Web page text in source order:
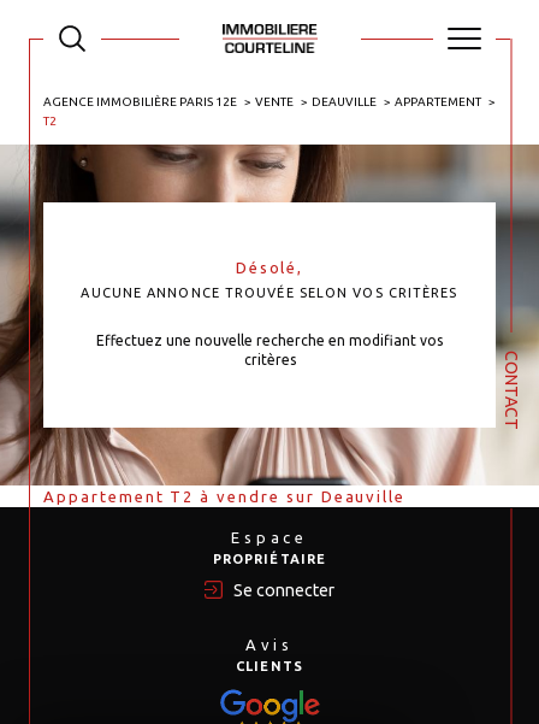
CONTACT
AGENCE IMMOBILIÈRE PARIS 12E VENTE DEAUVILLE
APPARTEMENT
T2
Désolé,
AUCUNE ANNONCE TROUVÉE SELON VOS CRITÈRES
Effectuez une nouvelle recherche en modifiant vos
critères
Appartement T2 à vendre sur Deauville
Espace
PROPRIÉTAIRE
Se connecter
Avis
CLIENTS